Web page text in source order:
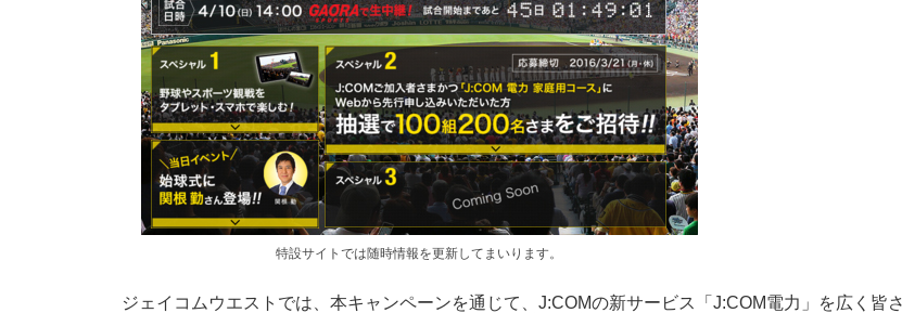
特設サイトでは随時情報を更新してまいります。
ジェイコムウエストでは、本キャンペーンを通じて、J:COMの新サービス「J:COM電力」を広く